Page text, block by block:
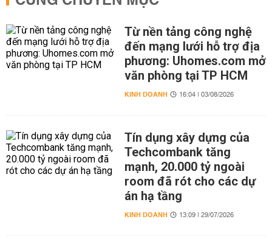
Từ nền tảng công nghệ
đến mạng lưới hỗ trợ địa
phương: Uhomes.com mở
văn phòng tại TP HCM
KINH DOANH 16:04 | 03/08/2026
Tín dụng xây dựng của
Techcombank tăng
mạnh, 20.000 tỷ ngoài
room đã rót cho các dự
án hạ tầng
KINH DOANH 13:09 | 29/07/2026